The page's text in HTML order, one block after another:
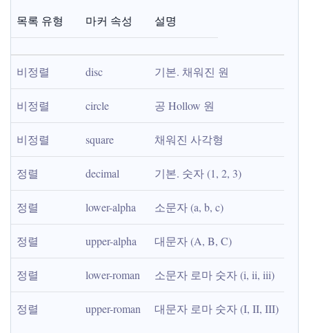
목록 유형 마커 속성 설명
비정렬 disc 기본. 채워진 원
비정렬 circle 공 Hollow 원
비정렬 square 채워진 사각형
정렬 decimal 기본. 숫자 (1, 2, 3)
정렬 lower-alpha 소문자 (a, b, c)
정렬 upper-alpha 대문자 (A, B, C)
정렬 lower-roman 소문자 로마 숫자 (i, ii, iii)
정렬 upper-roman 대문자 로마 숫자 (I, II, III)